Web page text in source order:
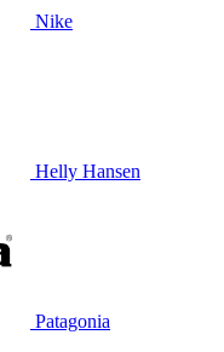
Nike
Helly Hansen
Patagonia